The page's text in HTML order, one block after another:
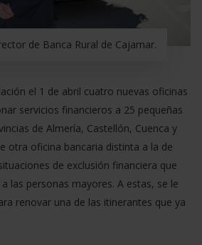
de Banca Rural de Cajamar.
el 1 de abril cuatro nuevas oficinas
servicios financieros a 25 pequeñas
de Almería, Castellón, Cuenca y
otra oficina bancaria distinta a la de
de exclusión financiera que
las personas mayores. A estas, se le
renovar una de las itinerantes que ya